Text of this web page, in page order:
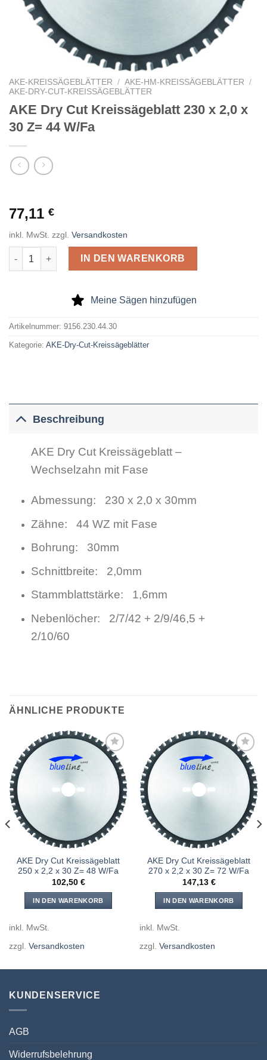
AKE-KREISSÄGEBLÄTTER / AKE-HM-KREISSÄGEBLÄTTER
/
AKE-DRY-CUT-KREISSÄGEBLÄTTER
AKE Dry Cut Kreissägeblatt 230 x 2,0 x
30 Z= 44 W/Fa
77,11 €
inkl. MwSt. zzgl. Versandkosten
AKE Dry Cut Kreissägeblatt 230 x 2,0 x 30 Z= 44 W/Fa Menge
IN DEN WARENKORB
Meine Sägen hinzufügen
Artikelnummer: 9156.230.44.30
Kategorie: AKE-Dry-Cut-Kreissägeblätter
Beschreibung
AKE Dry Cut Kreissägeblatt –
Wechselzahn mit Fase
Abmessung: 230 x 2,0 x 30mm
Zähne: 44 WZ mit Fase
Bohrung: 30mm
Schnittbreite: 2,0mm
Stammblattstärke: 1,6mm
Nebenlöcher: 2/7/42 + 2/9/46,5 +
2/10/60
ÄHNLICHE PRODUKTE
hinzufügen
AKE Dry Cut Kreissägeblatt
250 x 2,2 x 30 Z= 48 W/Fa
102,50 €
IN DEN WARENKORB
inkl. MwSt.
zzgl. Versandkosten
hinzufügen
AKE Dry Cut Kreissägeblatt
270 x 2,2 x 30 Z= 72 W/Fa
147,13 €
IN DEN WARENKORB
inkl. MwSt.
zzgl. Versandkosten
KUNDENSERVICE
AGB
Widerrufsbelehrung